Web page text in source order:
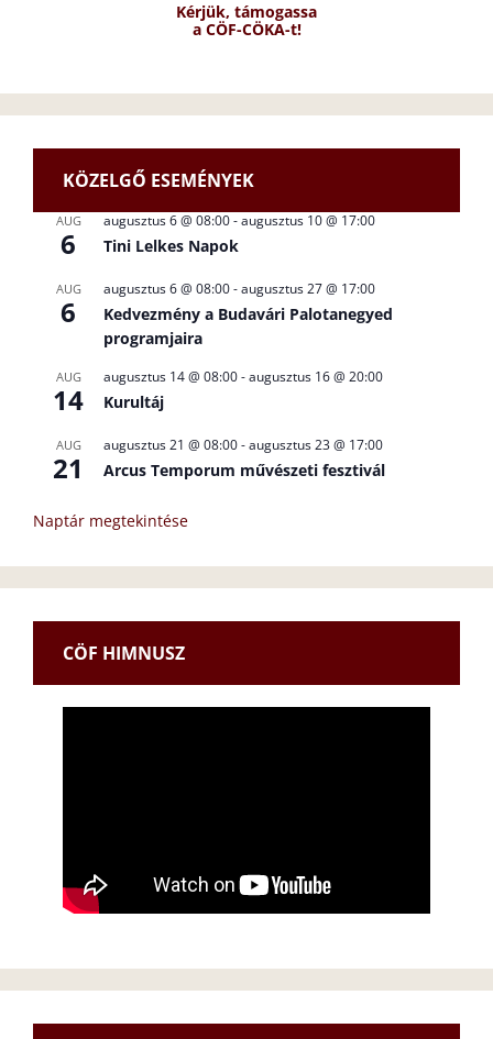
Kérjük, támogassa
a CÖF-CÖKA-t!
KÖZELGŐ ESEMÉNYEK
AUG
6
augusztus 6 @ 08:00-augusztus 10 @ 17:00
Tini Lelkes Napok
AUG
6
augusztus 6 @ 08:00-augusztus 27 @ 17:00
Kedvezmény a Budavári Palotanegyed
programjaira
AUG
14
augusztus 14 @ 08:00-augusztus 16 @ 20:00
Kurultáj
AUG
21
augusztus 21 @ 08:00-augusztus 23 @ 17:00
Arcus Temporum művészeti fesztivál
Naptár megtekintése
CÖF HIMNUSZ